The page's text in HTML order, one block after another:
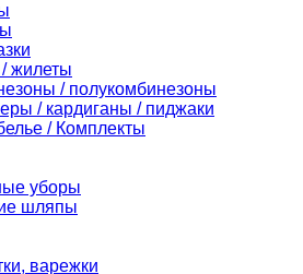
/ жилеты
/ полукомбинезоны
/ кардиганы / пиджаки
/ Комплекты
уборы
шляпы
варежки